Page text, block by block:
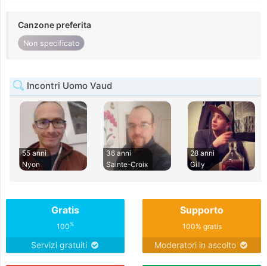
Canzone preferita
Non specificato
Incontri Uomo Vaud
55 anni
Nyon
36 anni
Sainte-Croix
28 anni
Gilly
Gratis
100%
Servizi gratuiti
Supporto
100% gratis
Moderatori in ascolto